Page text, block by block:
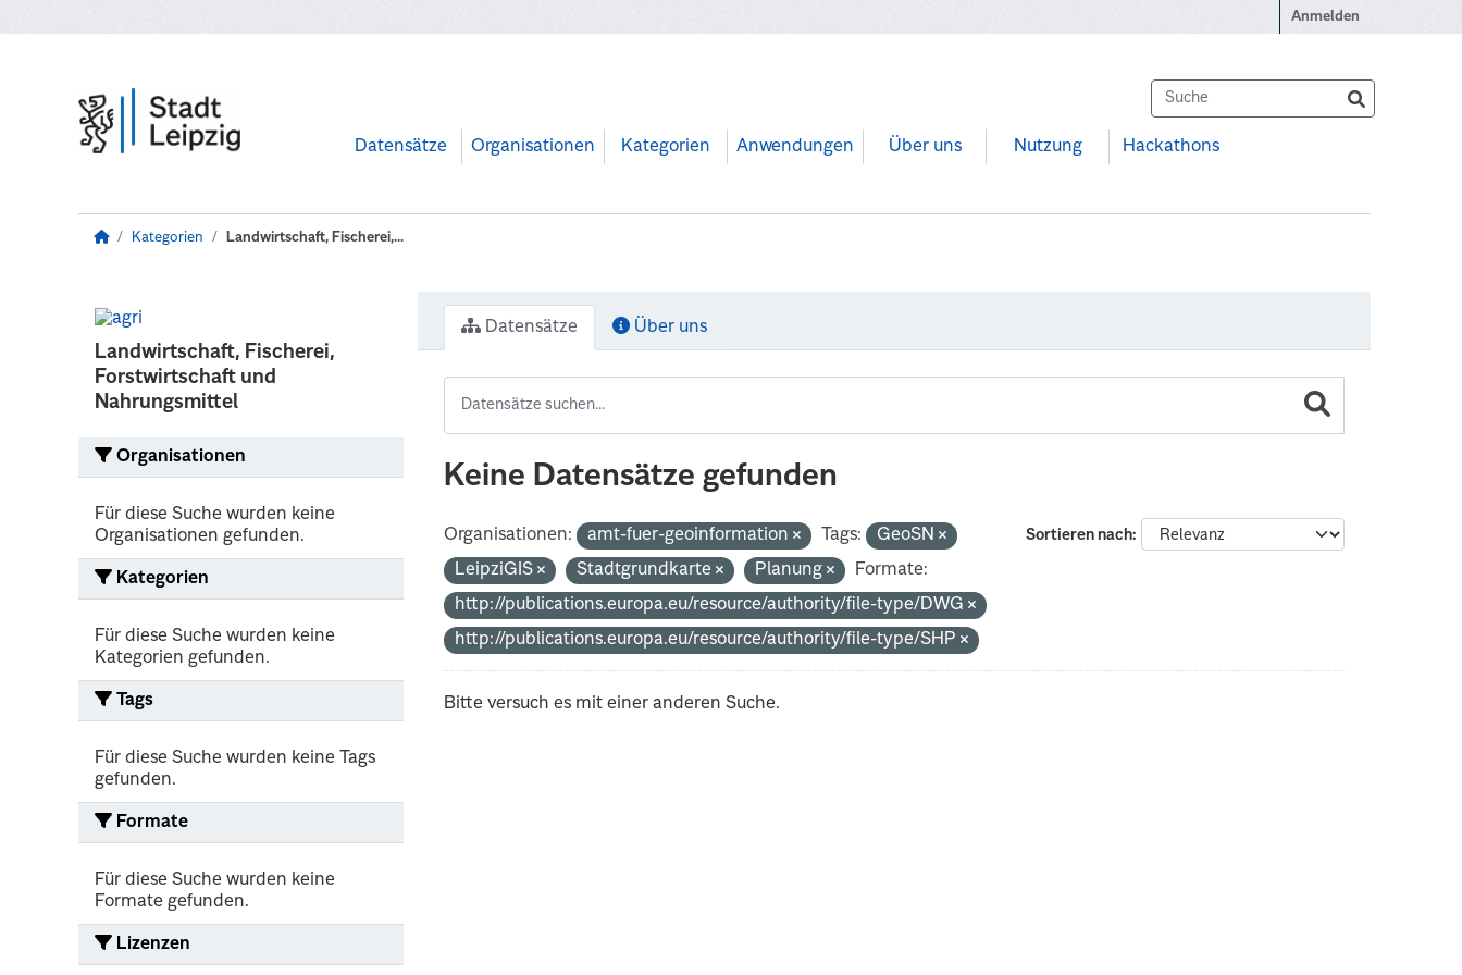
Anmelden
Datensätze Organisationen Kategorien Anwendungen Über uns Nutzung Hackathons
Kategorien Landwirtschaft, Fischerei,...
Landwirtschaft, Fischerei,
Forstwirtschaft und
Nahrungsmittel
Organisationen
Für diese Suche wurden keine
Organisationen gefunden.
Kategorien
Für diese Suche wurden keine
Kategorien gefunden.
Tags
Für diese Suche wurden keine Tags
gefunden.
Formate
Für diese Suche wurden keine
Formate gefunden.
Lizenzen
Datensätze Über uns
Keine Datensätze gefunden
Sortieren nach
Organisationen: amt-fuer-geoinformation Tags:
GeoSN
LeipziGIS
Stadtgrundkarte Planung
Formate:
http://publications.europa.eu/resource/authority/file-type/DWG
http://publications.europa.eu/resource/authority/file-type/SHP
Bitte versuch es mit einer anderen Suche.